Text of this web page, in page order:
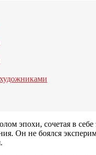
эпохи, сочетая в
Он не боялся